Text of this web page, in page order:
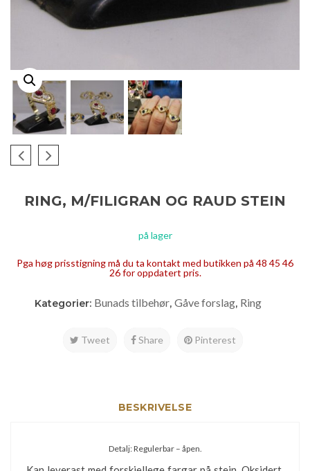
RING, M/FILIGRAN OG RAUD STEIN
på lager
Pga høg prisstigning må du ta kontakt med butikken på 48 45 46
26 for oppdatert pris.
Kategorier: Bunads tilbehør, Gåve forslag, Ring
Tweet Share Pinterest
BESKRIVELSE
Detalj: Regulerbar – åpen.